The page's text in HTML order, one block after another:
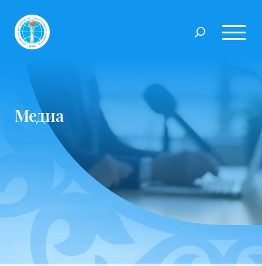
Медиа